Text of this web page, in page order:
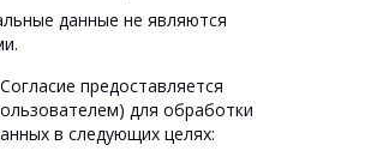
данные не являются
предоставляется
для обработки
в следующих целях: